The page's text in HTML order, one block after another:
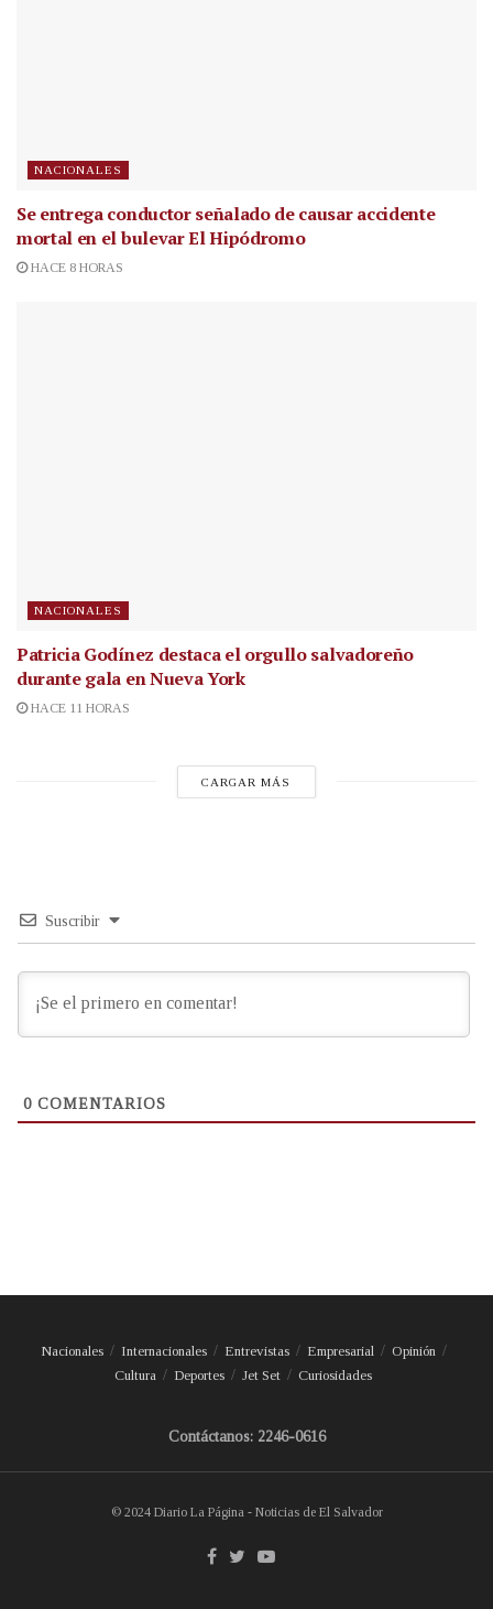
NACIONALES
Se entrega conductor señalado de causar accidente
mortal en el bulevar El Hipódromo
HACE 8 HORAS
NACIONALES
Patricia Godínez destaca el orgullo salvadoreño
durante gala en Nueva York
HACE 11 HORAS
CARGAR MÁS
Suscribir
0 COMENTARIOS
Nacionales Internacionales Entrevistas Empresarial
Opinión
Cultura
Deportes Jet Set Curiosidades
Contáctanos: 2246-0616
© 2024 Diario La Página - Noticias de El Salvador